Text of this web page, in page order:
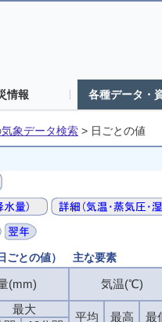
情報 各種データ・
象データ検索 > 日ごとの値
ごとの値） 主な要素
(mm) 気温(℃)
最大
平均 最高 最
(mm) 気温(℃)
最大
平均 最高 最
(mm) 気温(℃)
最大
平均 最高 最
(mm) 気温(℃)
最大
平均 最高 最